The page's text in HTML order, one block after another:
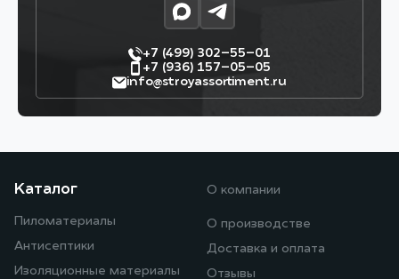
+7 (499) 302–55–01
+7 (936) 157–05–05
info@stroyassortiment.ru
Каталог
Пиломатериалы
Антисептики
Изоляционные материалы
О компании
О производстве
Доставка и оплата
Отзывы